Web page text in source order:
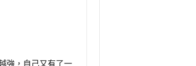
強，自己又有了一